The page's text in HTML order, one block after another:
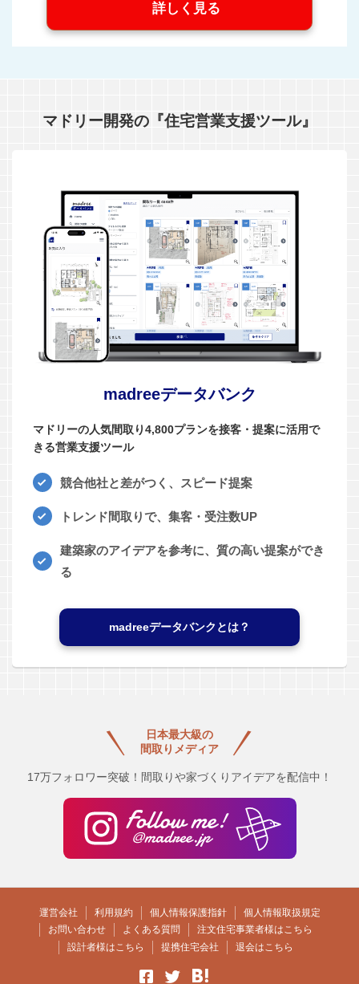
詳しく見る
マドリー開発の『住宅営業支援ツール』
madreeデータバンク
マドリーの人気間取り4,800プランを接客・提案に活用で
きる営業支援ツール
競合他社と差がつく、スピード提案
トレンド間取りで、集客・受注数UP
建築家のアイデアを参考に、質の高い提案ができ
る
madreeデータバンクとは？
日本最大級の
間取りメディア
17万フォロワー突破！間取りや家づくりアイデアを配信中！
運営会社 利用規約 個人情報保護指針
個人情報取扱規定
お問い合わせ
よくある質問
注文住宅事業者様はこちら
設計者様はこちら
提携住宅会社 退会はこちら